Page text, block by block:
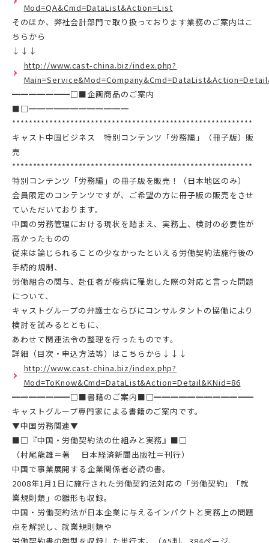
Mod=QA&Cmd=DataList&Action=List
そのほか、弊社会計部門で取り扱っております業務のご案内はこ
ちらから
↓↓↓
http://www.cast-china.biz/index.php?
━━━━━━━□■企画商品のご案内
■□━━━━━━━━━━━━
**********************************************************
キャスト中国ビジネス 特別コンテンツ「労務編」（冊子版）販
売
**********************************************************
特別コンテンツ「労務編」の冊子版を販売！（日本地区のみ）
会員限定のコンテンツですが、ご希望の方に冊子版の販売をさせ
ていただいております。
中国の労務管理における現状を踏まえ、実務上、検討の必要性が
高かったものの
従来は論じられることの少なかったといえる労働契約法施行後の
手続的規制、
労働組合の関与、赴任者が疫病に罹患した際の対応と言った問題
について、
キャストグループの弁護士ならびにコンサルタントの協働により
検討を試みるとともに、
あわせて関連法令の整理を行ったものです。
詳細（目次・申込方法等）はこちらから↓↓↓
http://www.cast-china.biz/index.php?
Mod=ToKnow&Cmd=DataList&Action=Detail&KNid=86
━━━━━━━□■書籍のご案内■□━━━━━━━━━━━━
キャストグループ専門家による書籍のご案内です。
▼中国労務関連▼
■□『中国・労働契約法の仕組みと実務』■□
（村尾龍雄＝著 日本経済新聞出版社＝刊行）
中国で事業展開する企業関係者必読の書。
2008年1月1日に施行された労働契約法対応の「労働契約」「就
業規則類」の雛形も収録。
中国・労働契約法が日本企業に与えるインパクトと実務上の問題
点を解説し、就業規則類や